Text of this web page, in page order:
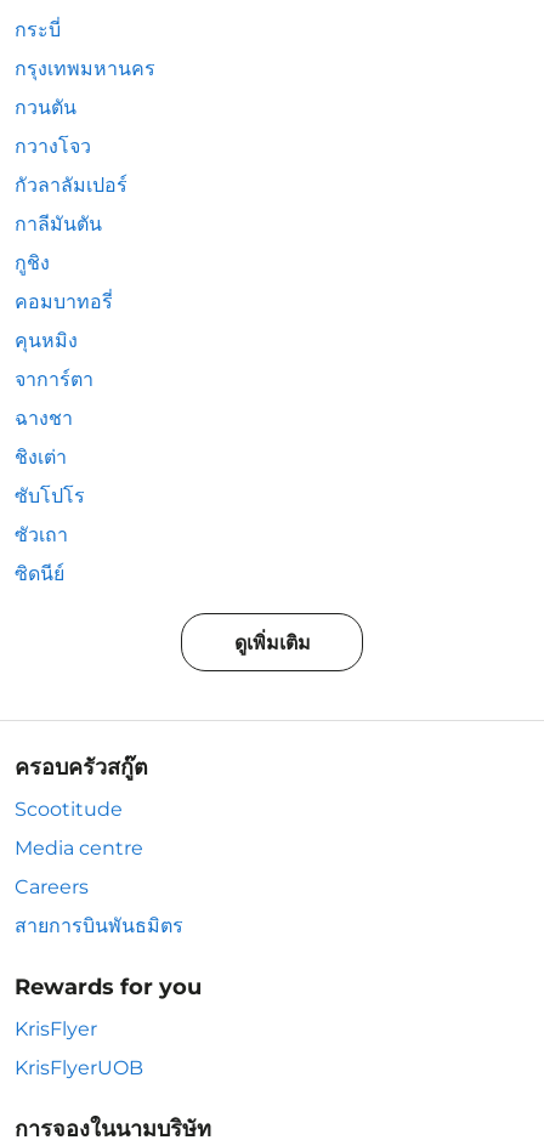
กระบี่
กรุงเทพมหานคร
กวนตัน
กวางโจว
กัวลาลัมเปอร์
กาลีมันตัน
กูชิง
คอมบาทอรี่
คุนหมิง
จาการ์ตา
ฉางชา
ชิงเต่า
ซับโปโร
ซัวเถา
ซิดนีย์
ดูเพิ่มเติม
ครอบครัวสกู๊ต
Scootitude
Media centre
Careers
สายการบินพันธมิตร
Rewards for you
KrisFlyer
KrisFlyerUOB
การจองในนามบริษัท